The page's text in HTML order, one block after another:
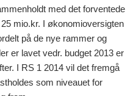
med det forventede
mio.kr. I økonomioversigten
på de nye rammer og
er lavet vedr. budget 2013 er
I RS 1 2014 vil det fremgå
som niveauet for